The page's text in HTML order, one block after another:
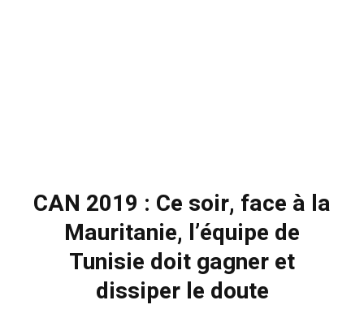
CAN 2019 : Ce soir, face à la
Mauritanie, l’équipe de
Tunisie doit gagner et
dissiper le doute